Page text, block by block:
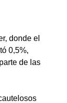
donde el
0,5%,
de las